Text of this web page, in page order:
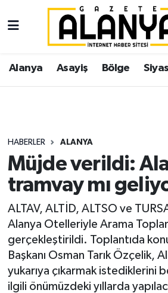
Alanya Asayiş Bölge
HABERLER ALANYA
Müjde verildi:
tramvay mı
ALTAV, ALTİD, ALTSO ve
Alanya Otelleriyle Arama
gerçekleştirildi. Toplantıda
Başkanı Osman Tarık Özçelik,
yukarıya çıkarmak istediklerini
ilgili önümüzdeki yıllarda
Alanya
Asayiş
Siyaset
Spor
Ekonomi
Gazipaşa
İstanbul Nöbetçi Eczaneler
İstanbul Hava Durumu
Süper Lig Puan Durumu ve
Tüm Manşetler
Son Dakika Haberleri
Haber Arşivi